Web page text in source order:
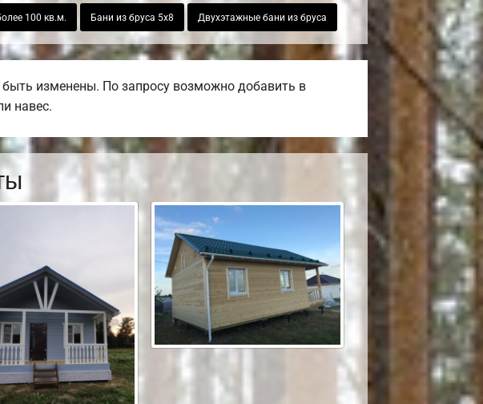
100 кв.м. Бани из бруса 5х8 Двухэтажные бани из бруса
изменены. По запросу возможно добавить в
навес.